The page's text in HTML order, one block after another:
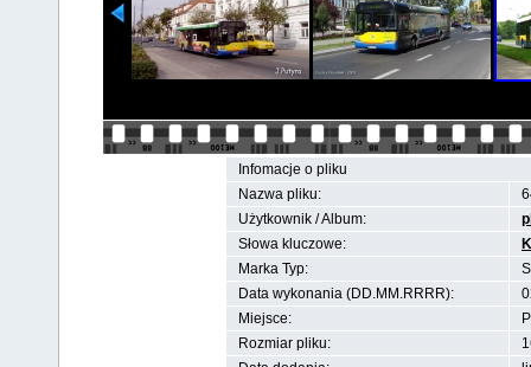
Infomacje o pliku
Nazwa pliku:
Użytkownik / Album:
Słowa kluczowe:
Marka Typ:
Data wykonania (DD.MM.RRRR):
Miejsce:
Rozmiar pliku: